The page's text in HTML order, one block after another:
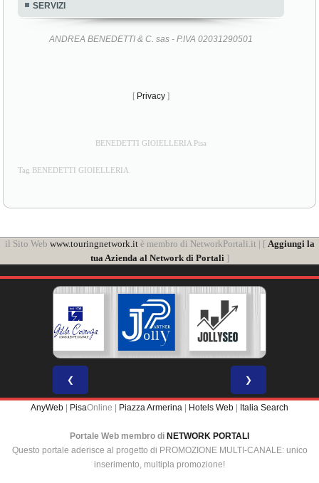
SERVIZI
ANDREA BENEDETTI & C. sas - P.IVA 02031290501
[ Privacy ]
BENEDETTI GIOIELLERIA Pisa
Tag BENEDETTI GIOIELLERIA
il Sito Web www.touringnetwork.itè membro di NetworkPortali.it | [ Aggiungi la
tua Azienda al Network di Portali]
❮ ❯
AnyWeb PisaOnline | Piazza Armerina Hotels Web Italia Search
Portale Web membro di NETWORK PORTALI
Questo portale aderisce al progetto di PROMOZIONE MULTI-CANALE: unico
inserimento, multipla promozione!